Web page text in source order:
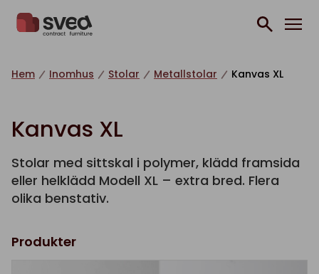
Hem Inomhus Stolar Metallstolar Kanvas XL
Kanvas XL
Stolar med sittskal i polymer, klädd framsida
eller helklädd Modell XL – extra bred. Flera
olika benstativ.
Produkter